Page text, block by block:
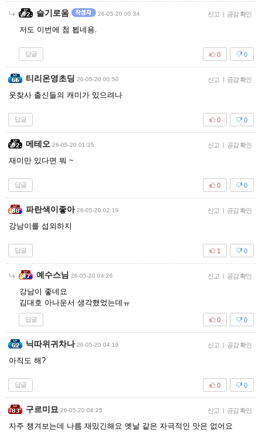
슬기로움 26-05-20 00:34 신고 | 공감 확인
저도 이번에 첨 뵙네용.
답글 0
0
티리온영초딩 26-05-20 00:50 신고 | 공감 확인
웃찾사 출신들의 캐미가 있으려나
답글 0
0
메테오 26-05-20 01:25 신고 | 공감 확인
재미만 있다면 뭐 ~
답글 0
0
파란색이좋아 26-05-20 02:19 신고 | 공감 확인
강남이를 섭외하지
답글 0
1
예수스님 26-05-20 04:26 신고 | 공감 확인
강남이 좋네요
김대호 아나운서 생각했었는데ㅠ
답글 0
0
닉따위귀차나 26-05-20 04:19 신고 | 공감 확인
아직도 해?
답글 0
0
구르미묘 26-05-20 04:25 신고 | 공감 확인
자주 챙겨보는데 나름 재밌긴해요 옛날 같은 자극적인 맛은 없어요